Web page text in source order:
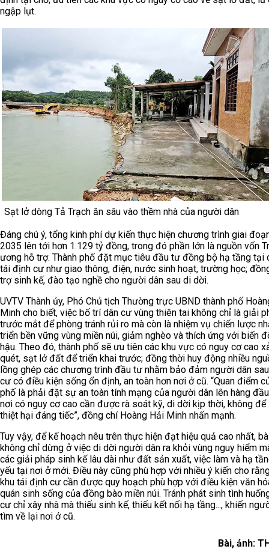
ngập lụt.
Sạt lở dòng Tả Trạch ăn sâu vào thềm nhà của người dân
Đáng chú ý, tổng kinh phí dự kiến thực hiện chương trình giai
2035 lên tới hơn 1.129 tỷ đồng, trong đó phần lớn là nguồn vốn
ương hỗ trợ. Thành phố đặt mục tiêu đầu tư đồng bộ hạ tầng tại
tái định cư như giao thông, điện, nước sinh hoạt, trường học;
trợ sinh kế, đào tạo nghề cho người dân sau di dời.
UVTV Thành ủy, Phó Chủ tịch Thường trực UBND thành phố
Minh cho biết, việc bố trí dân cư vùng thiên tai không chỉ là giải
trước mắt để phòng tránh rủi ro mà còn là nhiệm vụ chiến lược
triển bền vững vùng miền núi, giảm nghèo và thích ứng với biến
hậu. Theo đó, thành phố sẽ ưu tiên các khu vực có nguy cơ cao
quét, sạt lở đất để triển khai trước; đồng thời huy động nhiều
lồng ghép các chương trình đầu tư nhằm bảo đảm người dân
cư có điều kiện sống ổn định, an toàn hơn nơi ở cũ. “Quan điểm
phố là phải đặt sự an toàn tính mạng của người dân lên hàng
nơi có nguy cơ cao cần được rà soát kỹ, di dời kịp thời, không để
thiệt hại đáng tiếc”, đồng chí Hoàng Hải Minh nhấn mạnh.
Tuy vậy, để kế hoạch nêu trên thực hiện đạt hiệu quả cao nhất,
không chỉ dừng ở việc di dời người dân ra khỏi vùng nguy hiểm
các giải pháp sinh kế lâu dài như đất sản xuất, việc làm và hạ
yếu tại nơi ở mới. Điều này cũng phù hợp với nhiều ý kiến cho
khu tái định cư cần được quy hoạch phù hợp với điều kiện văn
quán sinh sống của đồng bào miền núi. Tránh phát sinh tình
cư chỉ xây nhà mà thiếu sinh kế, thiếu kết nối hạ tầng..., khiến
tìm về lại nơi ở cũ.
Bài, ảnh: